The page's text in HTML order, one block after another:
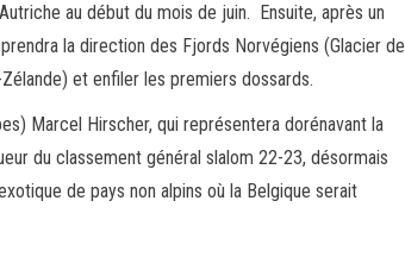
au début du mois de juin. Ensuite, après un
la direction des Fjords Norvégiens (Glacier de
et enfiler les premiers dossards.
Marcel Hirscher, qui représentera dorénavant la
du classement général slalom 22-23, désormais
de pays non alpins où la Belgique serait